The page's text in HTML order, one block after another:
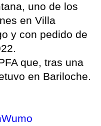
uno de los
en Villa
y con pedido de
que, tras una
en Bariloche.